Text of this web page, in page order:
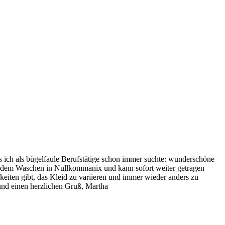
als bügelfaule Berufstätige schon immer suchte: wunderschöne
Waschen in Nullkommanix und kann sofort weiter getragen
gibt, das Kleid zu variieren und immer wieder anders zu
einen herzlichen Gruß, Martha